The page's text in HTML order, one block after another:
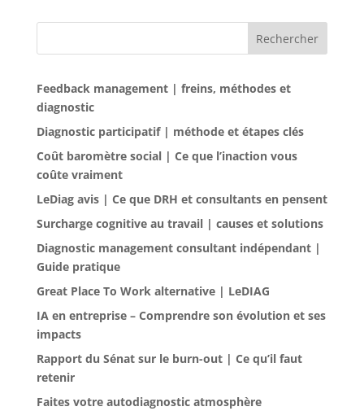
Rechercher
Feedback management | freins, méthodes et
diagnostic
Diagnostic participatif | méthode et étapes clés
Coût baromètre social | Ce que l’inaction vous
coûte vraiment
LeDiag avis | Ce que DRH et consultants en pensent
Surcharge cognitive au travail | causes et solutions
Diagnostic management consultant indépendant |
Guide pratique
Great Place To Work alternative | LeDIAG
IA en entreprise – Comprendre son évolution et ses
impacts
Rapport du Sénat sur le burn-out | Ce qu’il faut
retenir
Faites votre autodiagnostic atmosphère